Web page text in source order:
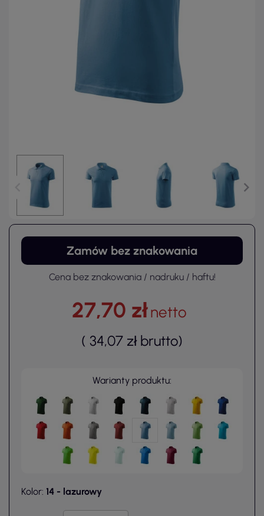
Zamów bez znakowania
Cena bez znakowania / nadruku / haftu!
27,70 złnetto
( 34,07 zł brutto)
Warianty produktu:
Kolor: 14 - lazurowy